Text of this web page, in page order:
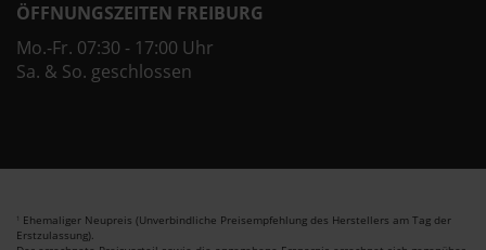
ÖFFNUNGSZEITEN FREIBURG
Mo.-Fr. 07:30 - 17:00 Uhr
Sa. & So. geschlossen
1 Ehemaliger Neupreis (Unverbindliche Preisempfehlung des Herstellers am Tag der
Erstzulassung).